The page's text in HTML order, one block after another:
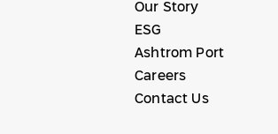
Our Story
ESG
Ashtrom Port
Careers
Contact Us